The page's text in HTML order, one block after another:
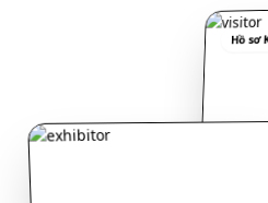
Hồ sơ